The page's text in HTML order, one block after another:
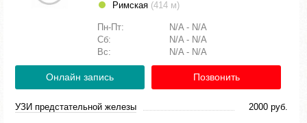
Римская (414 м)
Пн-Пт:
N/A - N/A
Сб:
N/A - N/A
Вс:
N/A - N/A
Онлайн запись Позвонить
УЗИ предстательной железы 2000 руб.